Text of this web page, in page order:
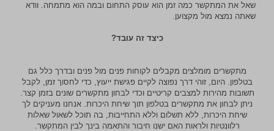
שאל את המתקשר כמה זמן הוא עוסק התחום ובמה הוא מתמחה. וודא
שאתה נמצא מול מקצוען.
כיצד זה עובד?
מתקשרים מומלצים מקבלים לקוחות פנים מול פנים ובדרך כלל גם
בטלפון. היום, זוהי דרך נפוצה לקיים פגישת ייעוץ, כדי לחסוך זמן, לקבל
תשובות מהירות למצבים קריטיים וכדי לבחון מתקשרים שונים בזמן קצר.
ניתן לבחון את מתקשרים בטלפון תוך שיחת היכרות. אנחנו מעניקים לך
שיחת היכרות, ללא תשלום וללא התחייבות, בה תוכל לשאול שאלות
רלוונטיות ולראות האם ישנו חיבור והתאמה בינך לבין המתקשר.